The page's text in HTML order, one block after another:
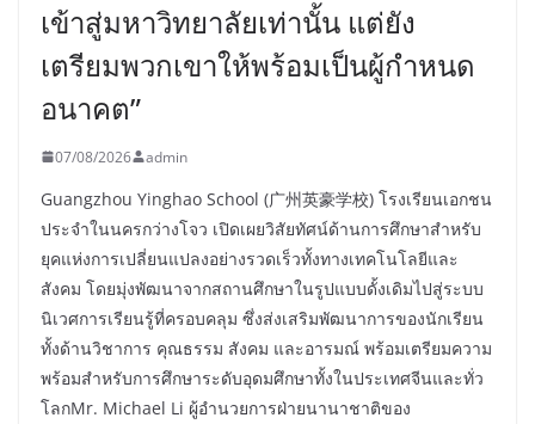
เข้าสู่มหาวิทยาลัยเท่านั้น แต่ยัง
เตรียมพวกเขาให้พร้อมเป็นผู้กำหนด
อนาคต”
07/08/2026 admin
Guangzhou Yinghao School (广州英豪学校) โรงเรียนเอกชน
ประจำในนครกว่างโจว เปิดเผยวิสัยทัศน์ด้านการศึกษาสำหรับ
ยุคแห่งการเปลี่ยนแปลงอย่างรวดเร็วทั้งทางเทคโนโลยีและ
สังคม โดยมุ่งพัฒนาจากสถานศึกษาในรูปแบบดั้งเดิมไปสู่ระบบ
นิเวศการเรียนรู้ที่ครอบคลุม ซึ่งส่งเสริมพัฒนาการของนักเรียน
ทั้งด้านวิชาการ คุณธรรม สังคม และอารมณ์ พร้อมเตรียมความ
พร้อมสำหรับการศึกษาระดับอุดมศึกษาทั้งในประเทศจีนและทั่ว
โลกMr. Michael Li ผู้อำนวยการฝ่ายนานาชาติของ